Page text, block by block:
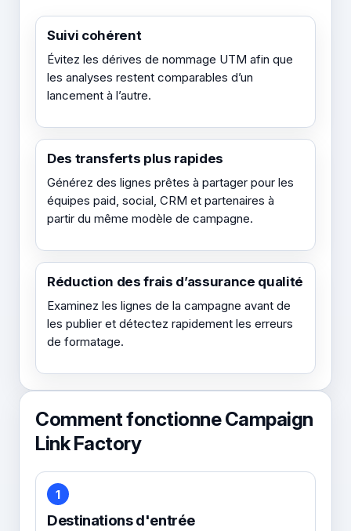
Suivi cohérent
Évitez les dérives de nommage UTM afin que
les analyses restent comparables d’un
lancement à l’autre.
Des transferts plus rapides
Générez des lignes prêtes à partager pour les
équipes paid, social, CRM et partenaires à
partir du même modèle de campagne.
Réduction des frais d’assurance qualité
Examinez les lignes de la campagne avant de
les publier et détectez rapidement les erreurs
de formatage.
Comment fonctionne Campaign
Link Factory
1
Destinations d'entrée